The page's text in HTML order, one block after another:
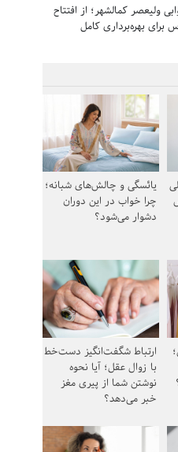
۱۳۵ تختخوابی ولیعصر کمالشهر؛ از افتتاح
بهره‌برداری کامل
یائسگی و چالش‌های شبانه؛
چرا خواب در این دوران
دشوار می‌شود؟
ارتباط شگفت‌انگیز دست‌خط
با زوال عقل؛ آیا نحوه
نوشتن شما از پیری مغز
خبر می‌دهد؟